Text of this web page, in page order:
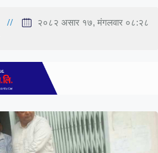
२०८२ असार १७, मंगलवार ०८:२८